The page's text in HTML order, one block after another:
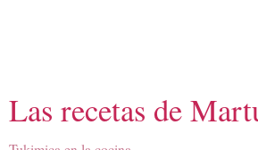
Las recetas de